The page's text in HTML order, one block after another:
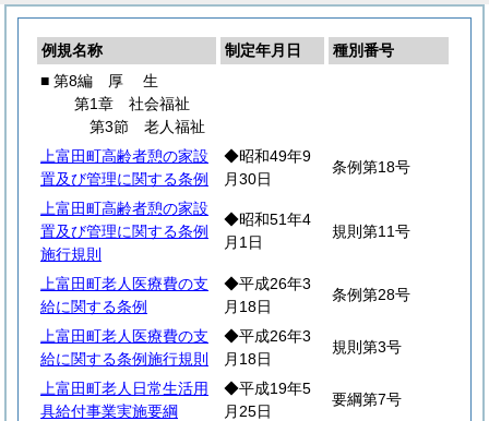
例規名称 制定年月日
種別番号
■ 第8編 厚 生
第1章 社会福祉
第3節 老人福祉
上富田町高齢者憩の家設
置及び管理に関する条例
◆昭和49年9
月30日
条例第18号
上富田町高齢者憩の家設
置及び管理に関する条例
施行規則
◆昭和51年4
月1日
規則第11号
上富田町老人医療費の支
給に関する条例
◆平成26年3
月18日
条例第28号
上富田町老人医療費の支
給に関する条例施行規則
◆平成26年3
月18日
規則第3号
上富田町老人日常生活用
具給付事業実施要綱
◆平成19年5
月25日
要綱第7号